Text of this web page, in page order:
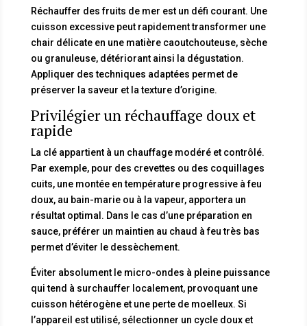
Réchauffer des fruits de mer est un défi courant. Une
cuisson excessive peut rapidement transformer une
chair délicate en une matière caoutchouteuse, sèche
ou granuleuse, détériorant ainsi la dégustation.
Appliquer des techniques adaptées permet de
préserver la saveur et la texture d’origine.
Privilégier un réchauffage doux et
rapide
La clé appartient à un chauffage modéré et contrôlé.
Par exemple, pour des crevettes ou des coquillages
cuits, une montée en température progressive à feu
doux, au bain-marie ou à la vapeur, apportera un
résultat optimal. Dans le cas d’une préparation en
sauce, préférer un maintien au chaud à feu très bas
permet d’éviter le dessèchement.
Éviter absolument le micro-ondes à pleine puissance
qui tend à surchauffer localement, provoquant une
cuisson hétérogène et une perte de moelleux. Si
l’appareil est utilisé, sélectionner un cycle doux et